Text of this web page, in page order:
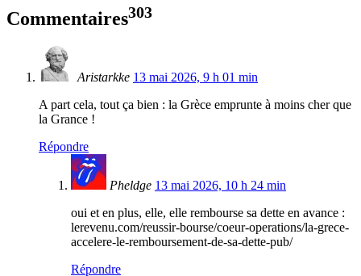
Commentaires303
Aristarkke 13 mai 2026, 9 h 01 min
A part cela, tout ça bien : la Grèce emprunte à moins cher que
la Grance !
Répondre
Pheldge 13 mai 2026, 10 h 24 min
oui et en plus, elle, elle rembourse sa dette en avance :
lerevenu.com/reussir-bourse/coeur-operations/la-grece-
accelere-le-remboursement-de-sa-dette-pub/
Répondre